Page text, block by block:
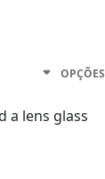
OPÇÕES
a lens glass